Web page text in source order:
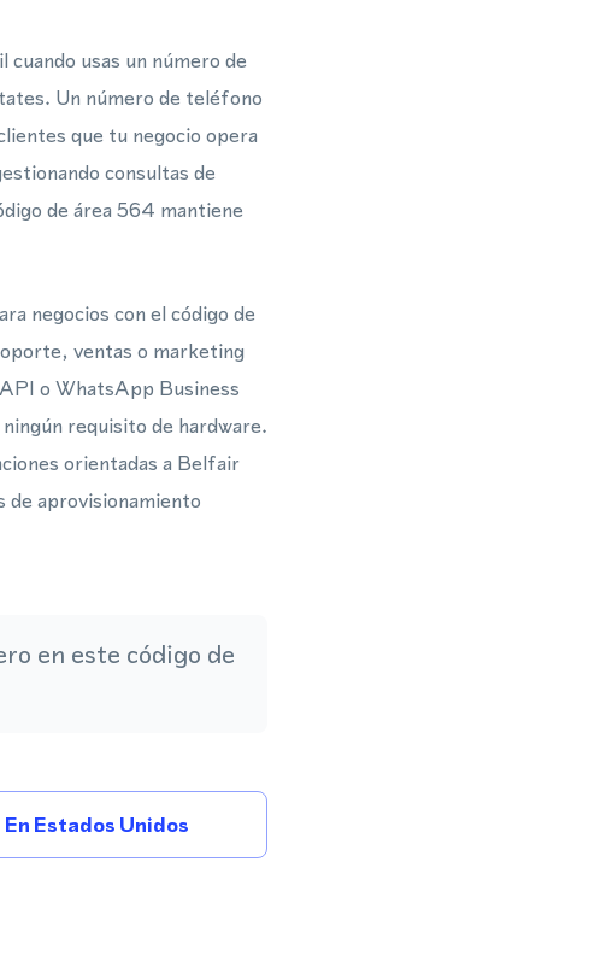
usas un número de
Un número de teléfono
que tu negocio opera
consultas de
de área 564 mantiene
negocios con el código de
ventas o marketing
o WhatsApp Business
requisito de hardware.
orientadas a Belfair
aprovisionamiento
en este código de
Estados Unidos